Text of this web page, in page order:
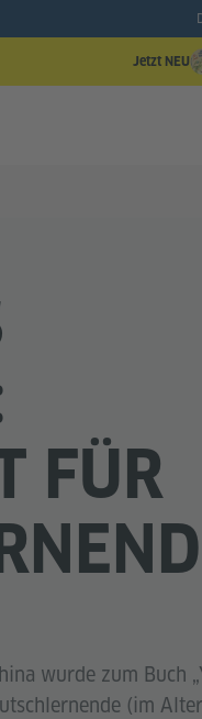
Jetzt NEU
FÜR
wurde zum Buch
(im